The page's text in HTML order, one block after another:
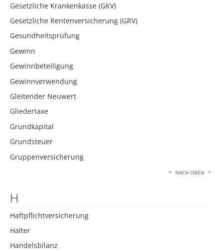
Gesetzliche Krankenkasse (GKV)
Gesetzliche Rentenversicherung (GRV)
Gesundheitsprüfung
Gewinn
Gewinnbeteiligung
Gewinnverwendung
Gleitender Neuwert
Gliedertaxe
Grundkapital
Grundsteuer
Gruppenversicherung
NACH OBEN
H
Haftpflichtversicherung
Halter
Handelsbilanz